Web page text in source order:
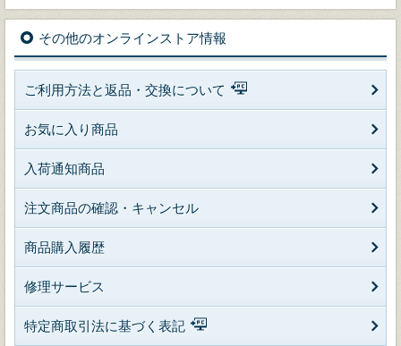
その他のオンラインストア情報
ご利用方法と返品・交換について
お気に入り商品
入荷通知商品
注文商品の確認・キャンセル
商品購入履歴
修理サービス
特定商取引法に基づく表記